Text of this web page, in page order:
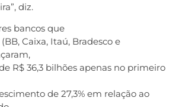
diz.
bancos que
Caixa, Itaú, Bradesco e
R$ 36,3 bilhões apenas no primeiro
de 27,3% em relação ao